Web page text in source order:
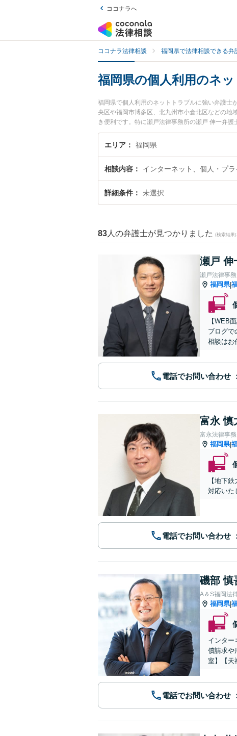
ココナラへ
ココナラ法律相談 福岡県で法律相談できる弁
福岡県の個人利用のネ
福岡県で個人利用のネットトラブルに強い弁護士
央区や福岡市博多区、北九州市小倉北区などの地
き便利です。特に瀬戸法律事務所の瀬戸 伸一弁
用、強みなどが注目されています。『福岡県で土
ル解決の実績豊富な近くの弁護士を検索したい
エリア 福岡県
相談内容 インターネット、個人・プラ
詳細条件 未選択
83 人の弁護士が見つかりました (検索結果
瀬戸 伸
瀬戸法律事
福岡県|
【WEB
ブログで
相談はお
電話でお問い合わせ
富永 慎
富永法律事
福岡県|
【地下
対応いた
電話でお問い合わせ
磯部 慎
A＆S福岡法
福岡県|
インター
償請求や
室】【天
電話でお問い合わせ